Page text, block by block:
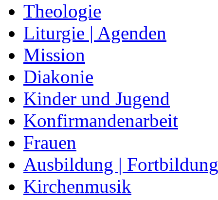
Theologie
Liturgie | Agenden
Mission
Diakonie
Kinder und Jugend
Konfirmandenarbeit
Frauen
Ausbildung | Fortbildung
Kirchenmusik